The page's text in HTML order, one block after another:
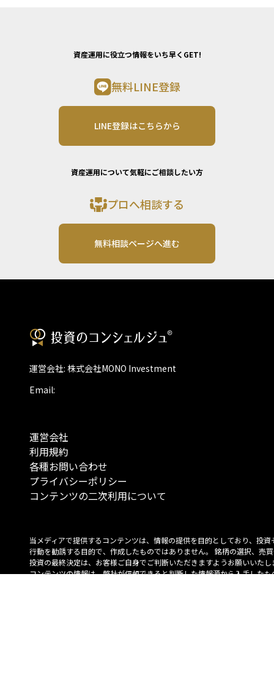
資産運用に役立つ情報をいち早くGET!
無料LINE登録
LINE登録はこちらから
資産運用について気軽にご相談したい方
プロへ相談する
無料相談ページへ進む
運営会社: 株式会社MONO Investment
Email:
運営会社
利用規約
各種お問い合わせ
プライバシーポリシー
コンテンツの二次利用について
当メディアで提供するコンテンツは、情報の提供を目的としており、投資
行動を勧誘する目的で、作成したものではありません。 銘柄の選択、売
投資の最終決定は、お客様ご自身でご判断いただきますようお願いいたし
コンテンツの情報は、弊社が信頼できると判断した情報源から入手したも